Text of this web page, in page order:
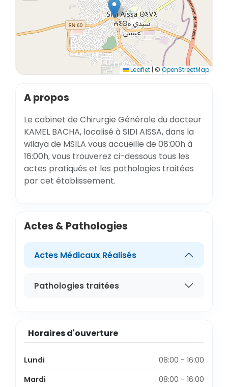
Leaflet | © OpenStreetMap
A propos
Le cabinet de Chirurgie Générale du docteur
KAMEL BACHA, localisé à SIDI AISSA, dans la
wilaya de MSILA vous accueille de 08:00h à
16:00h, vous trouverez ci-dessous tous les
actes pratiqués et les pathologies traitées
par cet établissement.
Actes & Pathologies
Actes Médicaux Réalisés
Pathologies traitées
Horaires d'ouverture
Lundi
08:00 - 16:00
Mardi
08:00 - 16:00